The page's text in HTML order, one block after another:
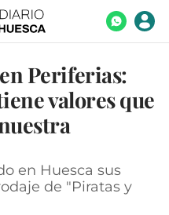
Periferias:
valores que
en Huesca sus
de "Piratas y